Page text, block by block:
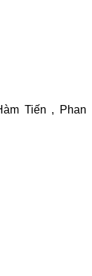
Tiến , Phan